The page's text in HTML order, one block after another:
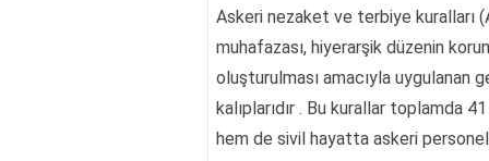
Askeri nezaket ve terbiye kuralları
muhafazası, hiyerarşik düzenin
oluşturulması amacıyla uygulanan
kalıplarıdır . Bu kurallar toplamda
hem de sivil hayatta askeri